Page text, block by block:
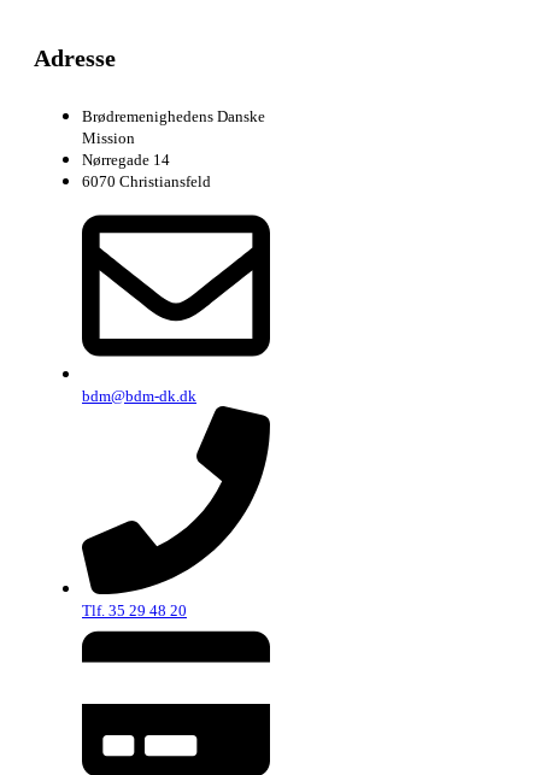
Adresse
Brødremenighedens Danske
Mission
Nørregade 14
6070 Christiansfeld
bdm@bdm-dk.dk
Tlf. 35 29 48 20